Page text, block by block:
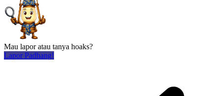
Mau lapor atau tanya hoaks?
Lapor Padhang!